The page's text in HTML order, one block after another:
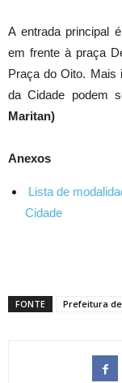
A entrada principal
em frente à praça
Praça do Oito. Mais
da Cidade podem
Maritan)
Anexos
Lista de
Cidade
FONTE Prefeitura